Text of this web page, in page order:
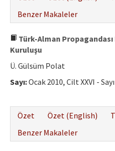
Benzer Makaleler
Türk-Alman Propagandası
Kuruluşu
Ü. Gülsüm Polat
Sayı:Ocak 2010, Cilt XXVI -
Özet
Özet (English)
Benzer Makaleler